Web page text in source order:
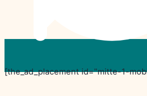
[the_ad_placement id="mitte-1-